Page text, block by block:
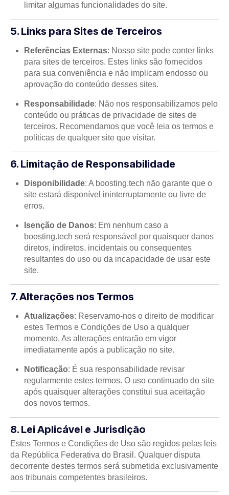
limitar algumas funcionalidades do site.
5. Links para Sites de Terceiros
Referências Externas: Nosso site pode conter links
para sites de terceiros. Estes links são fornecidos
para sua conveniência e não implicam endosso ou
aprovação do conteúdo desses sites.
Responsabilidade: Não nos responsabilizamos pelo
conteúdo ou práticas de privacidade de sites de
terceiros. Recomendamos que você leia os termos e
políticas de qualquer site que visitar.
6. Limitação de Responsabilidade
Disponibilidade: A boosting.tech não garante que o
site estará disponível ininterruptamente ou livre de
erros.
Isenção de Danos: Em nenhum caso a
boosting.tech será responsável por quaisquer danos
diretos, indiretos, incidentais ou consequentes
resultantes do uso ou da incapacidade de usar este
site.
7. Alterações nos Termos
Atualizações: Reservamo-nos o direito de modificar
estes Termos e Condições de Uso a qualquer
momento. As alterações entrarão em vigor
imediatamente após a publicação no site.
Notificação: É sua responsabilidade revisar
regularmente estes termos. O uso continuado do site
após quaisquer alterações constitui sua aceitação
dos novos termos.
8. Lei Aplicável e Jurisdição
Estes Termos e Condições de Uso são regidos pelas leis
da República Federativa do Brasil. Qualquer disputa
decorrente destes termos será submetida exclusivamente
aos tribunais competentes brasileiros.